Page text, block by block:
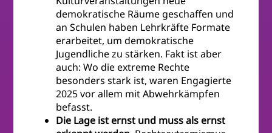
demokratische Räume geschaffen und
an Schulen haben Lehrkräfte Formate
erarbeitet, um demokratische
Jugendliche zu stärken. Fakt ist aber
auch: Wo die extreme Rechte
besonders stark ist, waren Engagierte
2025 vor allem mit Abwehrkämpfen
befasst.
Die Lage ist ernst und muss als ernst